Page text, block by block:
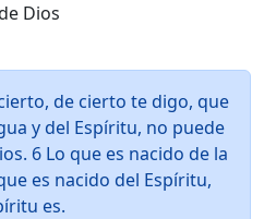
Dios
de cierto te digo, que
y del Espíritu, no puede
6 Lo que es nacido de la
es nacido del Espíritu,
es.